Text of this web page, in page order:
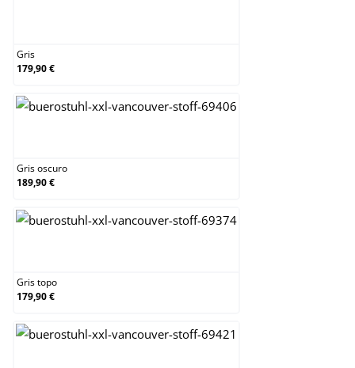
Gris
179,90 €
Gris oscuro
189,90 €
Gris topo
179,90 €